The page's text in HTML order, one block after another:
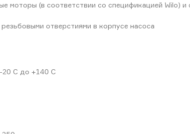
моторы (в соответствии со спецификацией Wilo)
отверстиями в корпусе насоса
C до +140 C